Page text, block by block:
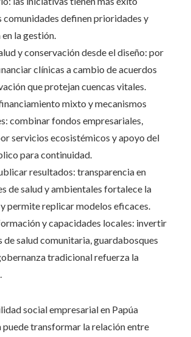
comunidades definen prioridades y
la gestión.
y conservación desde el diseño: por
clínicas a cambio de acuerdos
que protejan cuencas vitales.
mixto y mecanismos
combinar fondos empresariales,
servicios ecosistémicos y apoyo del
para continuidad.
resultados: transparencia en
de salud y ambientales fortalece la
permite replicar modelos eficaces.
y capacidades locales: invertir
de salud comunitaria, guardabosques
tradicional refuerza la
social empresarial en Papúa
puede transformar la relación entre